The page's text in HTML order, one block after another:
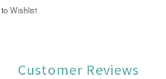
Wishlist
Customer Reviews